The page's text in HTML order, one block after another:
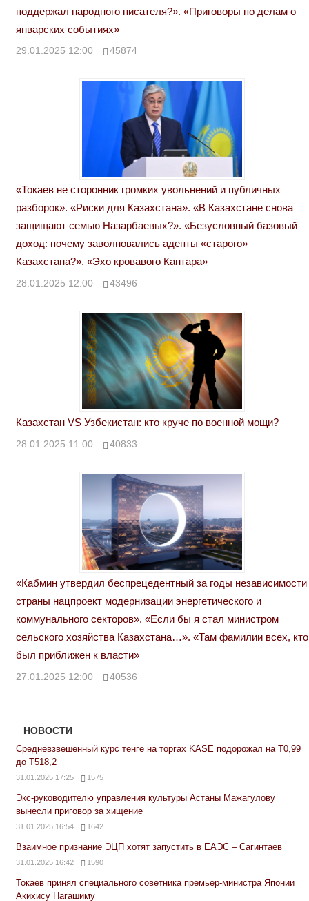
поддержал народного писателя?». «Приговоры по делам о
январских событиях»
29.01.2025 12:00 45874
«Токаев не сторонник громких увольнений и публичных
разборок». «Риски для Казахстана». «В Казахстане снова
защищают семью Назарбаевых?». «Безусловный базовый
доход: почему заволновались адепты «старого»
Казахстана?». «Эхо кровавого Кантара»
28.01.2025 12:00 43496
Казахстан VS Узбекистан: кто круче по военной мощи?
28.01.2025 11:00 40833
«Кабмин утвердил беспрецедентный за годы независимости
страны нацпроект модернизации энергетического и
коммунального секторов». «Если бы я стал министром
сельского хозяйства Казахстана…». «Там фамилии всех, кто
был приближен к власти»
27.01.2025 12:00 40536
НОВОСТИ
Средневзвешенный курс тенге на торгах KASE подорожал на Т0,99
до Т518,2
31.01.2025 17:25 1575
Экс-руководителю управления культуры Астаны Мажагулову
вынесли приговор за хищение
31.01.2025 16:54 1642
Взаимное признание ЭЦП хотят запустить в ЕАЭС – Сагинтаев
31.01.2025 16:42 1590
Токаев принял специального советника премьер-министра Японии
Акихису Нагашиму